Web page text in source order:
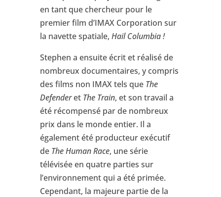
en tant que chercheur pour le
premier film d’IMAX Corporation sur
la navette spatiale, Hail Columbia !
Stephen a ensuite écrit et réalisé de
nombreux documentaires, y compris
des films non IMAX tels que The
Defenderet The Train, et son travail a
été récompensé par de nombreux
prix dans le monde entier. Il a
également été producteur exécutif
de The Human Race, une série
télévisée en quatre parties sur
l’environnement qui a été primée.
Cependant, la majeure partie de la